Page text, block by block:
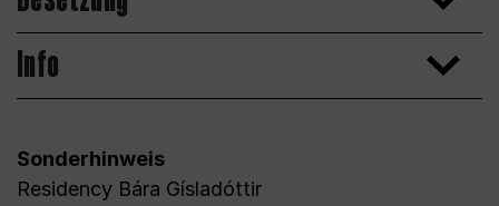
Info
Sonderhinweis
Residency Bára Gísladóttir